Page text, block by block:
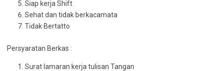
Siap kerja Shift
Sehat dan tidak berkacamata
Tidak Bertatto
Persyaratan Berkas :
Surat lamaran kerja tulisan Tangan